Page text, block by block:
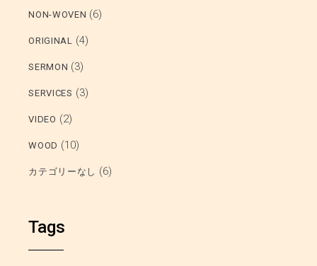
NON-WOVEN (6)
ORIGINAL (4)
SERMON (3)
SERVICES (3)
VIDEO (2)
WOOD (10)
カテゴリーなし (6)
Tags